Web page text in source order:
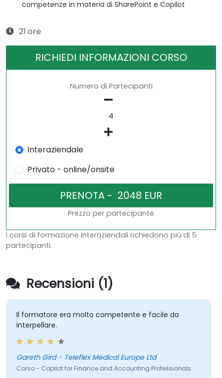
competenze in materia di SharePoint e Copilot
21 ore
RICHIEDI INFORMAZIONI CORSO
Numero di Partecipanti
Interaziendale
Privato - online/onsite
Prezzo per partecipante
I corsi di formazione interaziendali richiedono più di 5
partecipanti.
Recensioni (1)
Il formatore era molto competente e facile da
interpellare.
Gareth Gird - Teleflex Medical Europe Ltd
Corso - Copilot for Finance and Accounting Professionals